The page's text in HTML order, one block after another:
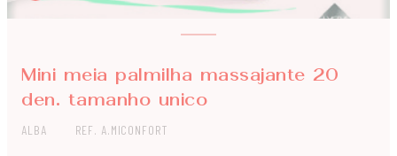
Mini meia palmilha massajante 20
den. tamanho unico
ALBA REF. A.MICONFORT